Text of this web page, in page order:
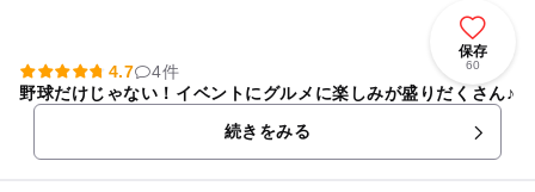
保存
60
4.7
4件
野球だけじゃない！イベントにグルメに楽しみが盛りだくさん♪
続きをみる